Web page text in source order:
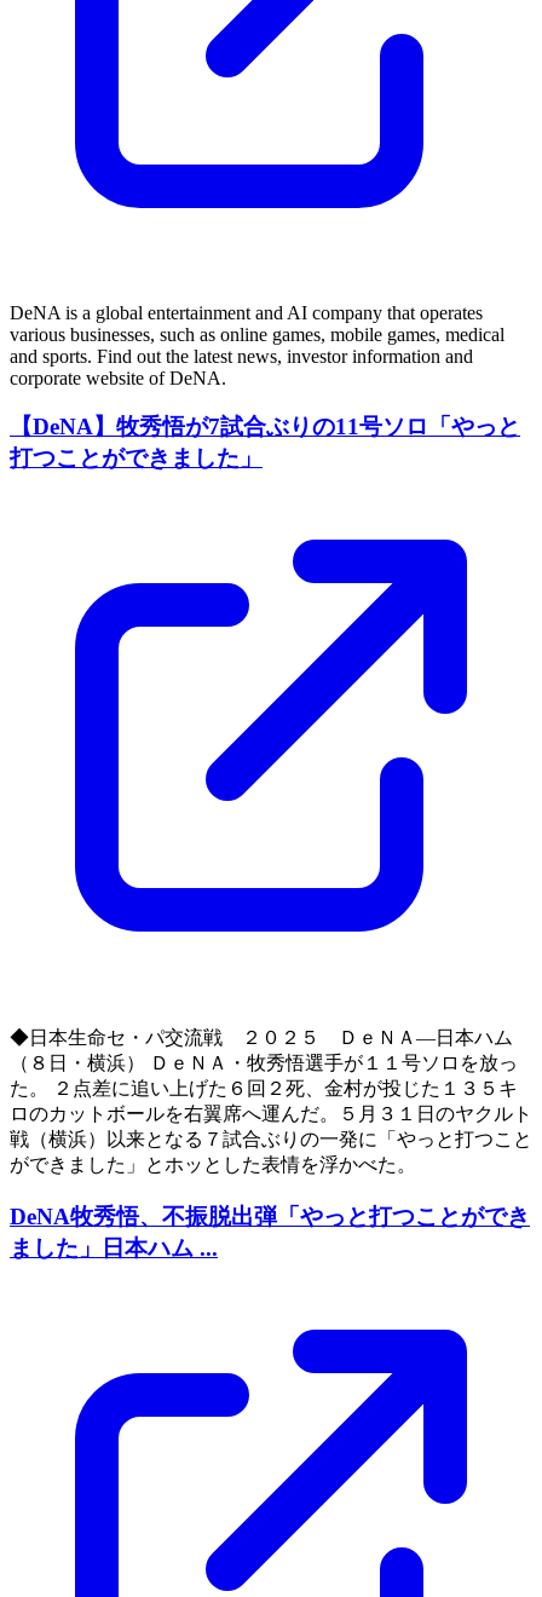
DeNA is a global entertainment and AI company that operates
various businesses, such as online games, mobile games, medical
and sports. Find out the latest news, investor information and
corporate website of DeNA.
【DeNA】牧秀悟が7試合ぶりの11号ソロ「やっと
打つことができました」
◆日本生命セ・パ交流戦 ２０２５ ＤｅＮＡ―日本ハム
（８日・横浜） ＤｅＮＡ・牧秀悟選手が１１号ソロを放っ
た。 ２点差に追い上げた６回２死、金村が投じた１３５キ
ロのカットボールを右翼席へ運んだ。５月３１日のヤクルト
戦（横浜）以来となる７試合ぶりの一発に「やっと打つこと
ができました」とホッとした表情を浮かべた。
DeNA牧秀悟、不振脱出弾「やっと打つことができ
ました」日本ハム ...